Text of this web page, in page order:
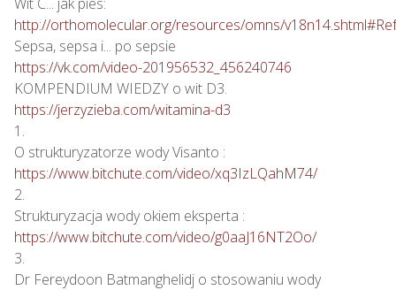
http://orthomolecular.org/resources/omns/
https://vk.com/video-201956532_456240746
https://jerzyzieba.com/witamina-d3
1.
https://www.bitchute.com/video/xq3IzLQahM74/
2.
https://www.bitchute.com/video/g0aaJ16NT2Oo/
3.